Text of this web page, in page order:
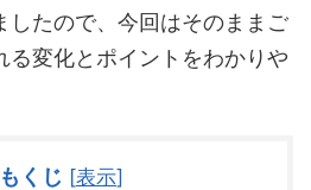
したので、今回はそのままご
る変化とポイントをわかりや
もくじ [表示]